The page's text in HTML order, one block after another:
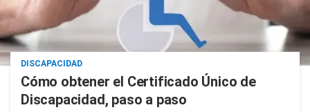
DISCAPACIDAD
Cómo obtener el Certificado Único de
Discapacidad, paso a paso